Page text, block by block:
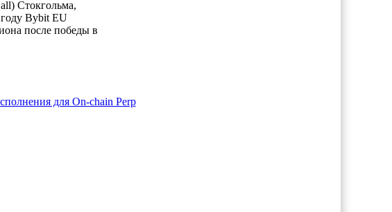
Стокгольма,
Bybit EU
после победы в
для On-chain Perp